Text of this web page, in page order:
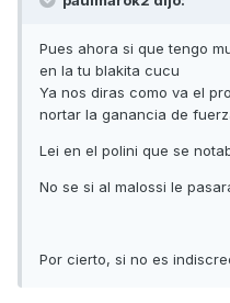
Pues ahora si que tengo
en la tu blakita cucu
Ya nos diras como va el
nortar la ganancia de
Lei en el polini que se
No se si al malossi le
Por cierto, si no es